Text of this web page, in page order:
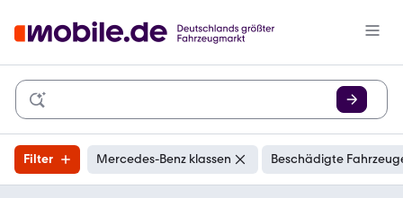
Filter Mercedes-Benz klassen Beschädigte